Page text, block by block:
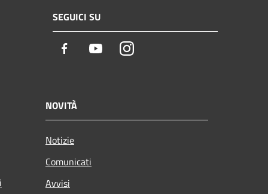
SEGUICI SU
Facebook YoutubeInstagram
NOVITÀ
Notizie
Comunicati
Avvisi